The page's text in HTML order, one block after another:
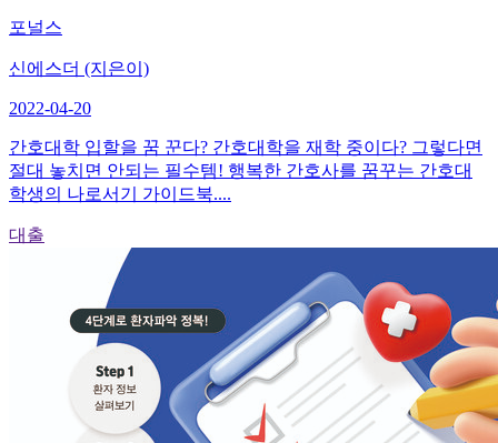
포널스
신에스더 (지은이)
2022-04-20
간호대학 입할을 꿈 꾼다? 간호대학을 재학 중이다? 그렇다면
절대 놓치면 안되는 필수템! 행복한 간호사를 꿈꾸는 간호대
학생의 나로서기 가이드북....
대출